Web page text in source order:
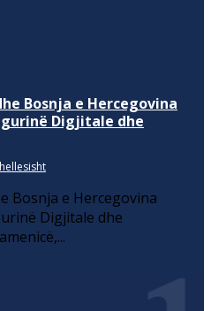
Bosnja e Hercegovina
Digjitale dhe
Bosnja e Hercegovina
Digjitale dhe